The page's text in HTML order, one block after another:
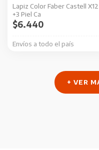
Lapiz Color Faber Castell X12
+3 Piel Ca
Envíos a todo el país
$6.440
+ VER